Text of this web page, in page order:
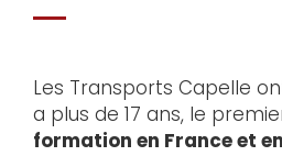
Les Transports Capelle
a plus de 17 ans, le
formation en France et